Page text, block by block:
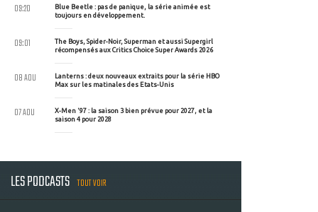
Blue Beetle : pas de panique, la série animée est
toujours en développement.
09:20
The Boys, Spider-Noir, Superman et aussi Supergirl
récompensés aux Critics Choice Super Awards 2026
09:01
Lanterns : deux nouveaux extraits pour la série HBO
Max sur les matinales des Etats-Unis
08 AOU
X-Men '97 : la saison 3 bien prévue pour 2027, et la
saison 4 pour 2028
07 AOU
LES PODCASTS TOUT VOIR